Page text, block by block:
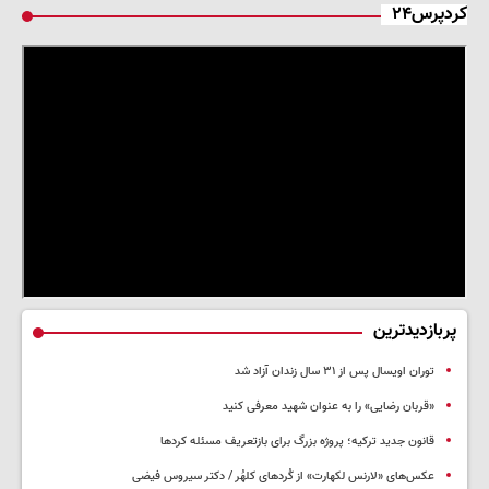
کردپرس۲۴
پربازدیدترین
توران اویسال پس از ۳۱ سال زندان آزاد شد
«قربان رضایی» را به عنوان شهید معرفی کنید
قانون جدید ترکیه؛ پروژه بزرگ‌ برای بازتعریف مسئله کردها
عکس‌های «لارنس لکهارت» از کُردهای کلهُر / دکتر سیروس فیضی